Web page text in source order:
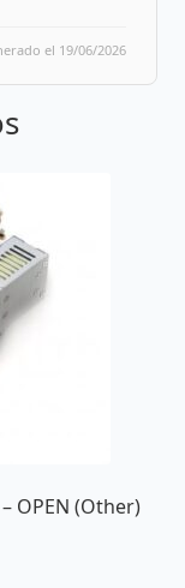
el 19/06/2026
OPEN (Other)